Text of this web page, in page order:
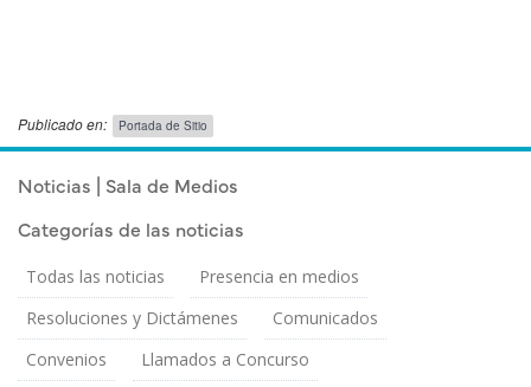
Noticias | Sala de Medios
Categorías de las noticias
Todas las noticias
Presencia en medios
Resoluciones y Dictámenes
Comunicados
Convenios
Llamados a Concurso
Publicado en: Portada de Sitio
Publicado el Miércoles 13 Mayo, 2026